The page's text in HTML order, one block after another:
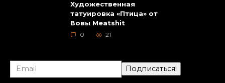
Художественная
татуировка «Птица» от
Вовы Meatshit
0 21